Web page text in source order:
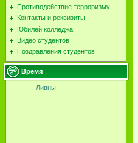
Противодействие терроризму
Контакты и реквизиты
Юбилей колледжа
Видео студентов
Поздравления студентов
Время
Ливны